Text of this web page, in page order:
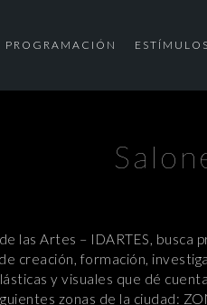
PROGRAMACIÓN ESTÍMULOS
las Artes – IDARTES,
creación, formación,
y visuales que dé
zonas de la ciudad: